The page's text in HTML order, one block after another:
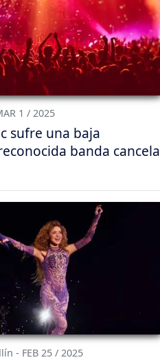
1 / 2025
sufre una baja
banda cancela
- FEB 25 / 2025